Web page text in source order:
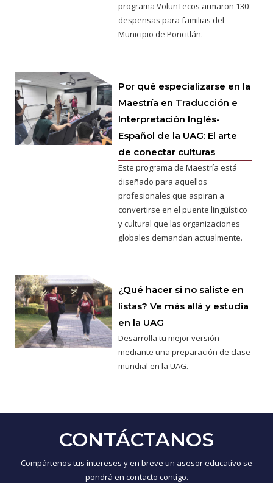
programa VolunTecos armaron 130
despensas para familias del
Municipio de Poncitlán.
Por qué especializarse en la
Maestría en Traducción e
Interpretación Inglés-
Español de la UAG: El arte
de conectar culturas
Este programa de Maestría está
diseñado para aquellos
profesionales que aspiran a
convertirse en el puente lingüístico
y cultural que las organizaciones
globales demandan actualmente.
¿Qué hacer si no saliste en
listas? Ve más allá y estudia
en la UAG
Desarrolla tu mejor versión
mediante una preparación de clase
mundial en la UAG.
CONTÁCTANOS
Compártenos tus intereses y en breve un asesor educativo se
pondrá en contacto contigo.